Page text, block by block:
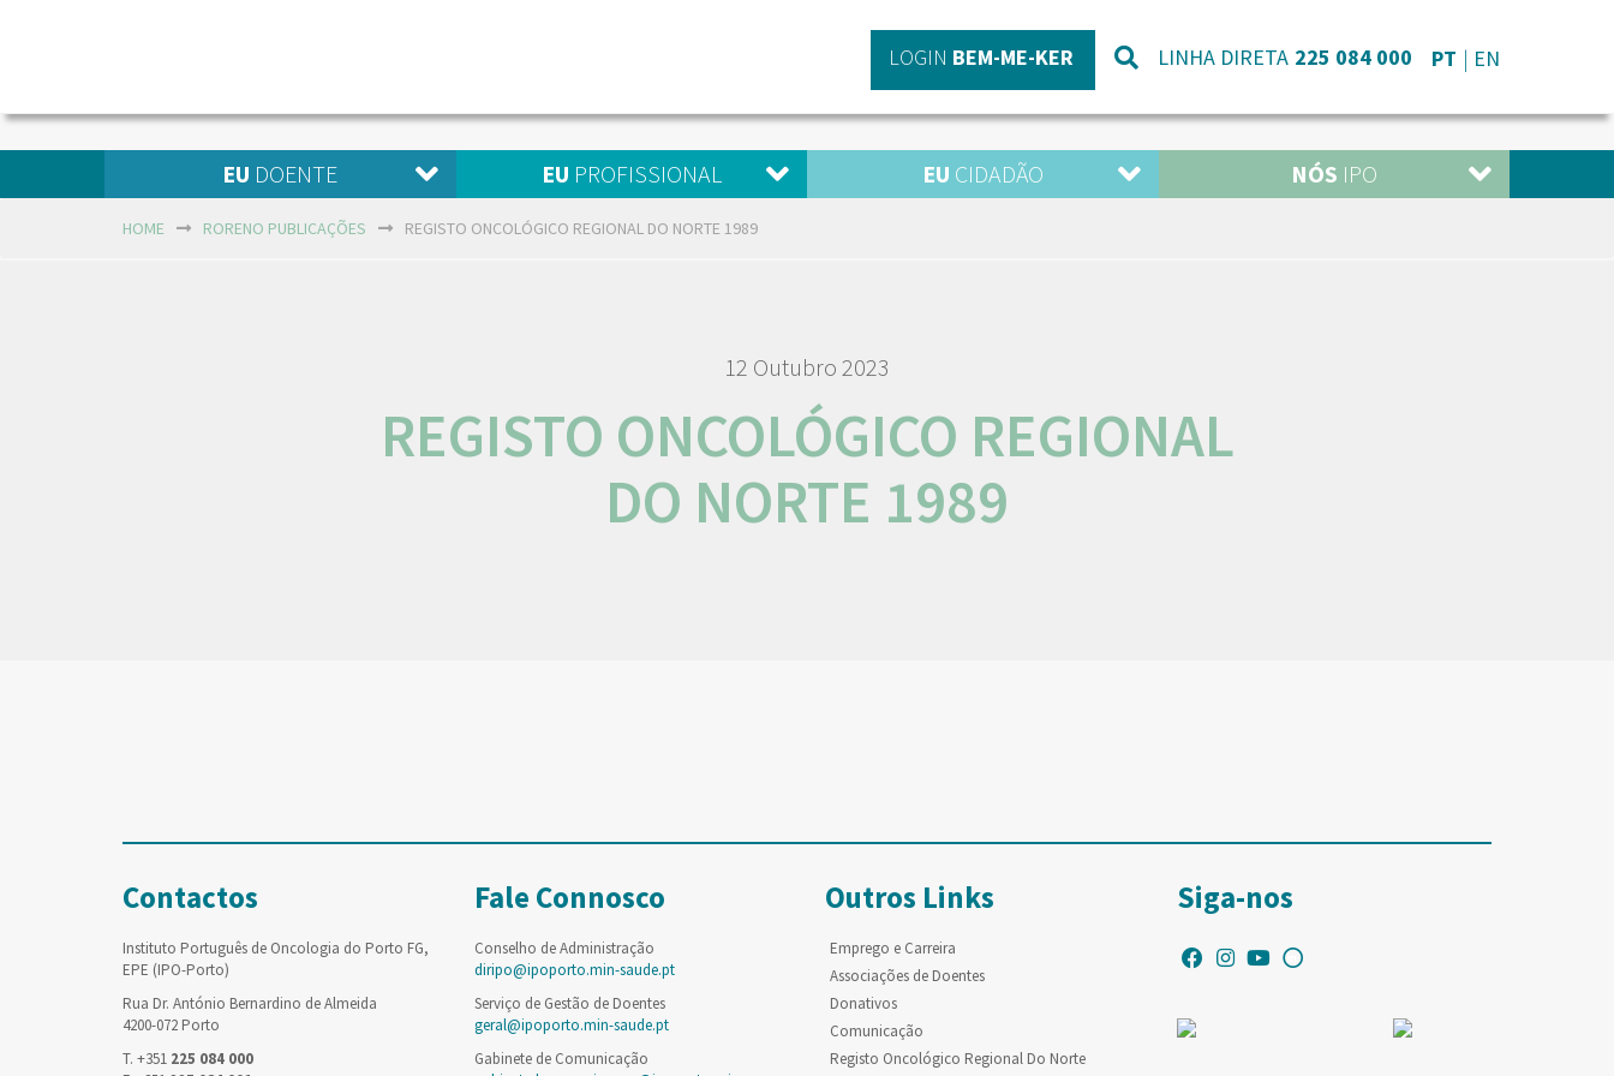
LOGIN BEM-ME-KER LINHA DIRETA 225 084 000 PT EN
EU DOENTE EU PROFISSIONAL EU CIDADÃO NÓS IPO
HOME RORENO PUBLICAÇÕES REGISTO ONCOLÓGICO REGIONAL DO NORTE 1989
12 Outubro 2023
REGISTO ONCOLÓGICO REGIONAL
DO NORTE 1989
Contactos
Instituto Português de Oncologia do Porto FG,
EPE (IPO-Porto)
Rua Dr. António Bernardino de Almeida
4200-072 Porto
T. +351 225 084 000
Fale Connosco
Conselho de Administração
diripo@ipoporto.min-saude.pt
Serviço de Gestão de Doentes
geral@ipoporto.min-saude.pt
Gabinete de Comunicação
Outros Links
Emprego e Carreira
Associações de Doentes
Donativos
Comunicação
Registo Oncológico Regional Do Norte
Siga-nos